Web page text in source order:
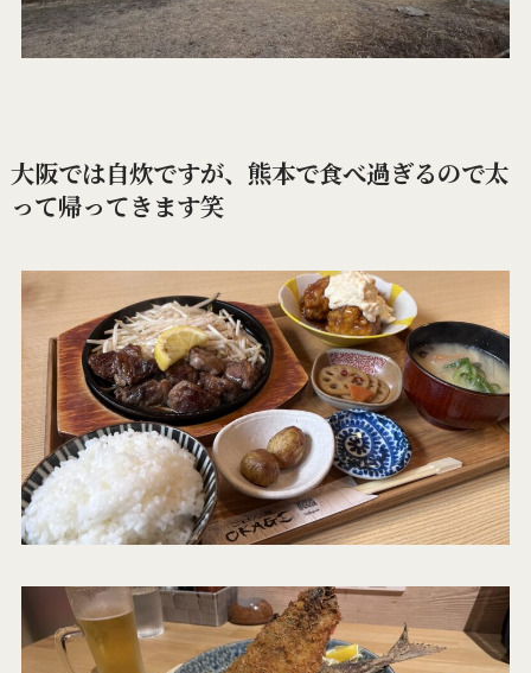
大阪では自炊ですが、熊本で食べ過ぎるので太
って帰ってきます笑